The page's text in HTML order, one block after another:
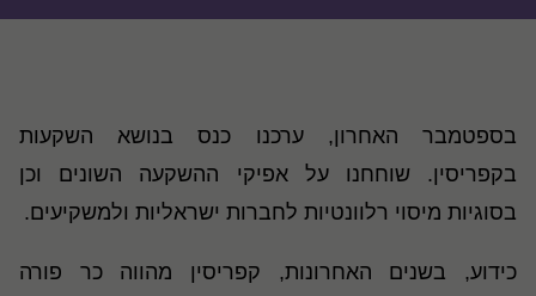
בספטמבר האחרון, ערכנו כנס בנושא השקעות
בקפריסין. שוחחנו על אפיקי ההשקעה השונים וכן
בסוגיות מיסוי רלוונטיות לחברות ישראליות ולמשקיעים.
כידוע, בשנים האחרונות, קפריסין מהווה כר פורה